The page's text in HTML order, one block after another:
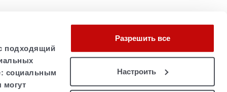
подходящий
социальным
Разрешить все
Настроить